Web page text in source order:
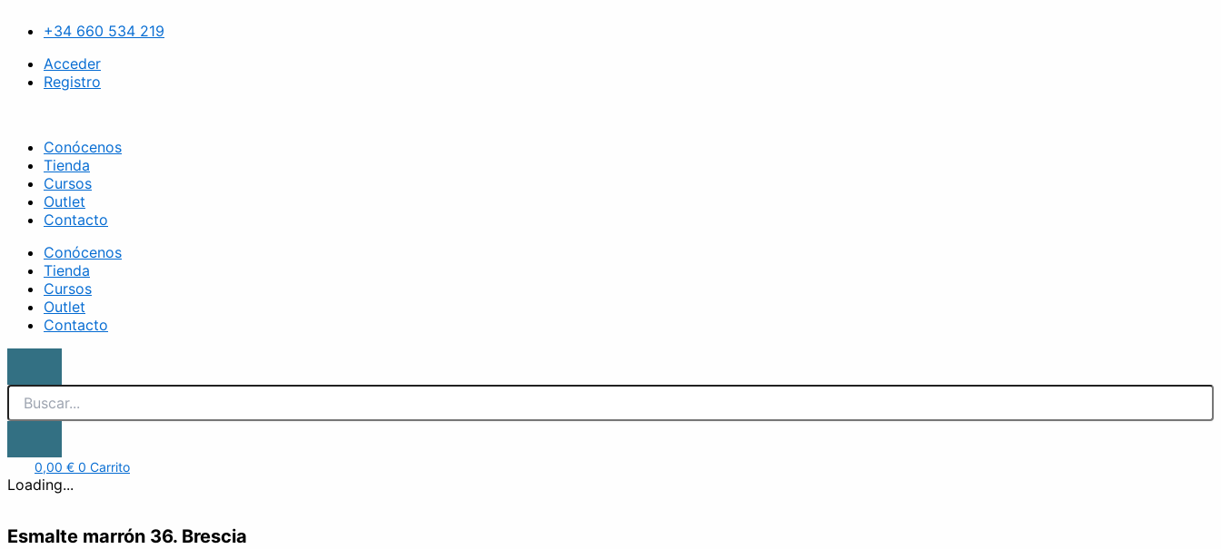
+34 660 534 219
Acceder
Registro
Conócenos
Tienda
Cursos
Outlet
Contacto
Conócenos
Tienda
Cursos
Outlet
Contacto
0,00 € 0 Carrito
Loading...
Esmalte marrón 36. Brescia
marrón
Brescia
cantidad